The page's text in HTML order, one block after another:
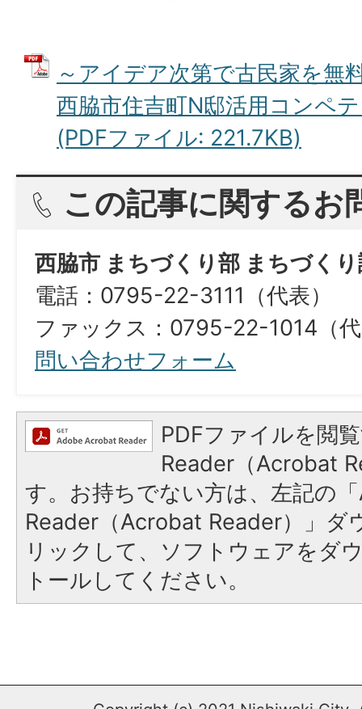
～アイデア次第で古民家を
西脇市住吉町N邸活用コンペ
(PDFファイル: 221.7KB)
この記事に関するお
西脇市 まちづくり部 まちづく
電話：0795-22-3111（代表）
ファックス：0795-22-1014（
問い合わせフォーム
PDFファイルを閲
Reader（Acrobat
す。お持ちでない方は、左記の
Reader（Acrobat Reader）」ダ
リックして、ソフトウェアをダ
トールしてください。